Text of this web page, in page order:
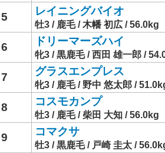
5 レイニングバイオ
牡3 / 鹿毛 / 木幡 初広 / 56.0kg
6 ドリーマーズハイ
牝3 / 黒鹿毛 / 西田 雄一郎 /
7 グラスエンプレス
牝3 / 鹿毛 / 野中 悠太郎 /
8 コスモカンプ
牡3 / 鹿毛 / 柴田 大知 / 56.0kg
9 コマクサ
牡3 / 黒鹿毛 / 戸崎 圭太 /